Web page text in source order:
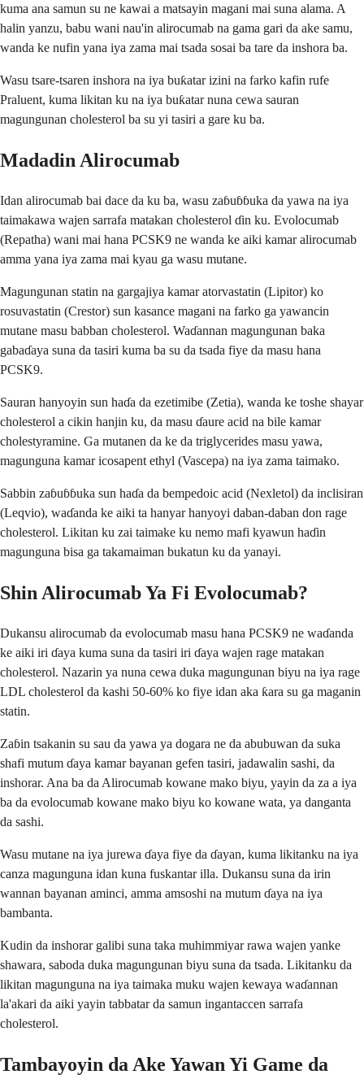
kuma ana samun su ne kawai a matsayin magani mai suna alama. A
halin yanzu, babu wani nau'in alirocumab na gama gari da ake samu,
wanda ke nufin yana iya zama mai tsada sosai ba tare da inshora ba.
Wasu tsare-tsaren inshora na iya buƙatar izini na farko kafin rufe
Praluent, kuma likitan ku na iya buƙatar nuna cewa sauran
magungunan cholesterol ba su yi tasiri a gare ku ba.
Madadin Alirocumab
Idan alirocumab bai dace da ku ba, wasu zaɓuɓɓuka da yawa na iya
taimakawa wajen sarrafa matakan cholesterol ɗin ku. Evolocumab
(Repatha) wani mai hana PCSK9 ne wanda ke aiki kamar alirocumab
amma yana iya zama mai kyau ga wasu mutane.
Magungunan statin na gargajiya kamar atorvastatin (Lipitor) ko
rosuvastatin (Crestor) sun kasance magani na farko ga yawancin
mutane masu babban cholesterol. Waɗannan magungunan baka
gabaɗaya suna da tasiri kuma ba su da tsada fiye da masu hana
PCSK9.
Sauran hanyoyin sun haɗa da ezetimibe (Zetia), wanda ke toshe shayar
cholesterol a cikin hanjin ku, da masu ɗaure acid na bile kamar
cholestyramine. Ga mutanen da ke da triglycerides masu yawa,
magunguna kamar icosapent ethyl (Vascepa) na iya zama taimako.
Sabbin zaɓuɓɓuka sun haɗa da bempedoic acid (Nexletol) da inclisiran
(Leqvio), waɗanda ke aiki ta hanyar hanyoyi daban-daban don rage
cholesterol. Likitan ku zai taimake ku nemo mafi kyawun haɗin
magunguna bisa ga takamaiman bukatun ku da yanayi.
Shin Alirocumab Ya Fi Evolocumab?
Dukansu alirocumab da evolocumab masu hana PCSK9 ne waɗanda
ke aiki iri ɗaya kuma suna da tasiri iri ɗaya wajen rage matakan
cholesterol. Nazarin ya nuna cewa duka magungunan biyu na iya rage
LDL cholesterol da kashi 50-60% ko fiye idan aka ƙara su ga maganin
statin.
Zaɓin tsakanin su sau da yawa ya dogara ne da abubuwan da suka
shafi mutum ɗaya kamar bayanan gefen tasiri, jadawalin sashi, da
inshorar. Ana ba da Alirocumab kowane mako biyu, yayin da za a iya
ba da evolocumab kowane mako biyu ko kowane wata, ya danganta
da sashi.
Wasu mutane na iya jurewa ɗaya fiye da ɗayan, kuma likitanku na iya
canza magunguna idan kuna fuskantar illa. Dukansu suna da irin
wannan bayanan aminci, amma amsoshi na mutum ɗaya na iya
bambanta.
Kudin da inshorar galibi suna taka muhimmiyar rawa wajen yanke
shawara, saboda duka magungunan biyu suna da tsada. Likitanku da
likitan magunguna na iya taimaka muku wajen kewaya waɗannan
la'akari da aiki yayin tabbatar da samun ingantaccen sarrafa
cholesterol.
Tambayoyin da Ake Yawan Yi Game da